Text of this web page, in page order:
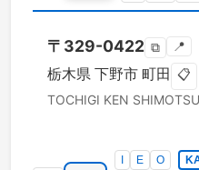
〒 329-0422 ⧉ 📍
栃木県 下野市 町田 📋
TOCHIGI KEN
E O